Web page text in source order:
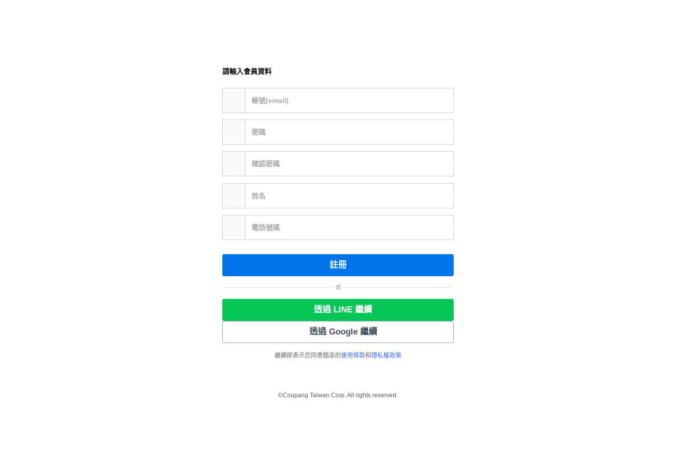
請輸入會員資料
帳號(email)
密碼
確認密碼
姓名
電話號碼
註冊
或
透過 LINE 繼續
透過 Google 繼續
繼續即表示您同意酷澎的使用條款和 隱私權政策
©Coupang Taiwan Corp. All rights reserved.